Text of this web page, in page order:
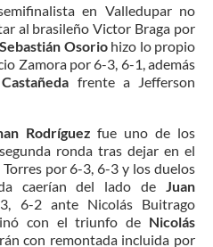
en Valledupar no
al brasileño Victor Braga por
Osoriohizo lo propio
Zamora por 6-3, 6-1, además
frente a Jefferson
Rodríguez fue uno de los
ronda tras dejar en el
por 6-3, 6-3 y los duelos
caerían del lado de Juan
6-2 ante Nicolás Buitrago
con el triunfo de Nicolás
con remontada incluida por